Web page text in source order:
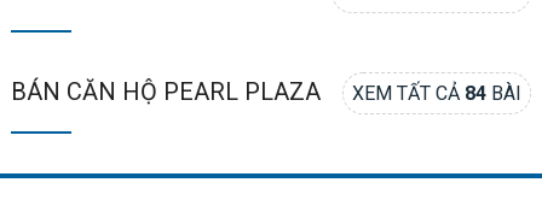
BÁN CĂN HỘ PEARL PLAZA XEM TẤT CẢ 84 BÀI